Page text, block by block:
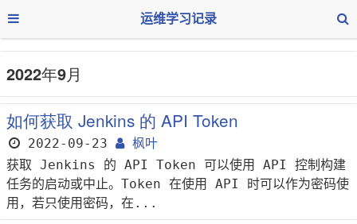
运维学习记录
2022年9月
如何获取 Jenkins 的 API Token
2022-09-23
枫叶
获取 Jenkins 的 API Token 可以使用 API 控制构建
任务的启动或中止。Token 在使用 API 时可以作为密码使
用，若只使用密码，在...